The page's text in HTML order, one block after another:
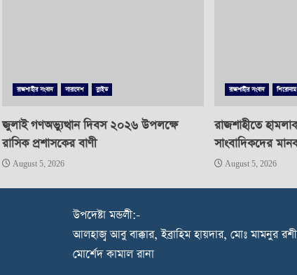
রাজশাহীর সংবাদ সারাদেশ স্লাইড
জুলাই গণঅভ্যুত্থান দিবস ২০২৬ উপলক্ষে
রাসিক প্রশাসকের বাণী
August 5, 2026
রাজশাহীর সংবাদ শিরোনাম
রাজশাহীতে
সাংবাদিকদের
August 5, 2026
উপদেষ্টা মন্ডলী:-
আলহাজ্ব আবু বাক্কার, ইব্রাহিম হায়দার, মোঃ মামনুর
মোর্শেদ কামাল রানা